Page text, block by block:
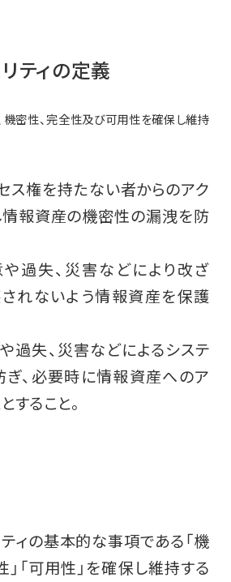
ティの定義
機密性、完全性及び可用性を確保し維持
ス権を持たない者からのアク
報資産の機密性の漏洩を防
過失、災害などにより改ざ
れないよう情報資産を保護
過失、災害などによるシステ
、必要時に情報資産へのア
すること。
ィの基本的な事項である「機
」「可用性」を確保し維持する